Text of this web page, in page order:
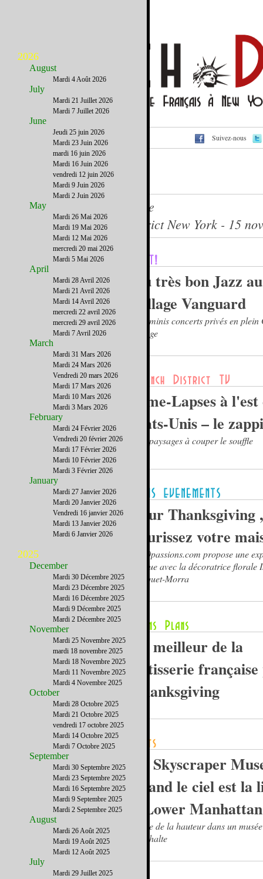
Voir cet email sur le site Suivez-nous
Du très bon Jazz au Village
Le journal du French District New York - 15
Du très bon Jazz au
Village Vanguard
Des minis concerts privés en
Village
Time-Lapses à l'est
états-Unis – le
Des paysages à couper le souffle
Pour Thanksgiving ,
fleurissez votre
1000passions.com propose une
unique avec la décoratrice florale
Bosquet-Morra
Le meilleur de la
pâtisserie
Thanksgiving
Le Skyscraper
quand le ciel est la
à Lower Manhattan
Eloge de la hauteur dans un
l'asphalte
2026
August
Mardi 4 Août 2026
July
Mardi 21 Juillet 2026
Mardi 7 Juillet 2026
June
Jeudi 25 juin 2026
Mardi 23 Juin 2026
mardi 16 juin 2026
Mardi 16 Juin 2026
vendredi 12 juin 2026
Mardi 9 Juin 2026
Mardi 2 Juin 2026
May
Mardi 26 Mai 2026
Mardi 19 Mai 2026
Mardi 12 Mai 2026
mercredi 20 mai 2026
Mardi 5 Mai 2026
April
Mardi 28 Avril 2026
Mardi 21 Avril 2026
Mardi 14 Avril 2026
mercredi 22 avril 2026
mercredi 29 avril 2026
Mardi 7 Avril 2026
March
Mardi 31 Mars 2026
Mardi 24 Mars 2026
Vendredi 20 mars 2026
Mardi 17 Mars 2026
Mardi 10 Mars 2026
Mardi 3 Mars 2026
February
Mardi 24 Février 2026
Vendredi 20 février 2026
Mardi 17 Février 2026
Mardi 10 Février 2026
Mardi 3 Février 2026
January
Mardi 27 Janvier 2026
Mardi 20 Janvier 2026
Vendredi 16 janvier 2026
Mardi 13 Janvier 2026
Mardi 6 Janvier 2026
2025
December
Mardi 30 Décembre 2025
Mardi 23 Décembre 2025
Mardi 16 Décembre 2025
Mardi 9 Décembre 2025
Mardi 2 Décembre 2025
November
Mardi 25 Novembre 2025
mardi 18 novembre 2025
Mardi 18 Novembre 2025
Mardi 11 Novembre 2025
Mardi 4 Novembre 2025
October
Mardi 28 Octobre 2025
Mardi 21 Octobre 2025
vendredi 17 octobre 2025
Mardi 14 Octobre 2025
Mardi 7 Octobre 2025
September
Mardi 30 Septembre 2025
Mardi 23 Septembre 2025
Mardi 16 Septembre 2025
Mardi 9 Septembre 2025
Mardi 2 Septembre 2025
August
Mardi 26 Août 2025
Mardi 19 Août 2025
Mardi 12 Août 2025
July
Mardi 29 Juillet 2025